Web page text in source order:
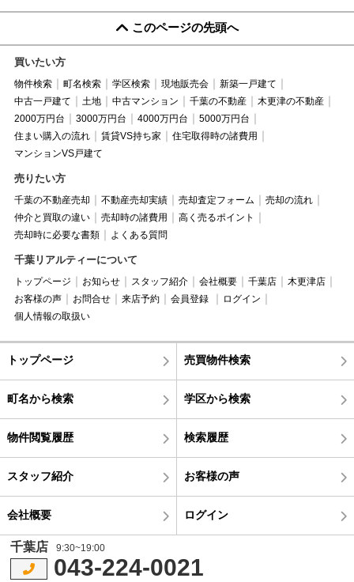
このページの先頭へ
買いたい方
物件検索 町名検索 学区検索 現地販売会
新築一戸建て
中古一戸建て
土地 中古マンション 千葉の不動産
木更津の不動産
2000万円台
3000万円台 4000万円台
5000万円台
住まい購入の流れ
賃貸VS持ち家
住宅取得時の諸費用
マンションVS戸建て
売りたい方
千葉の不動産売却 不動産売却実績 売却査定フォーム
売却の流れ
仲介と買取の違い
売却時の諸費用
高く売るポイント
売却時に必要な書類
よくある質問
千葉リアルティーについて
トップページ お知らせ スタッフ紹介 会社概要 千葉店
木更津店
お客様の声
お問合せ 来店予約 会員登録
ログイン
個人情報の取扱い
トップページ 売買物件検索
町名から検索 学区から検索
物件閲覧履歴 検索履歴
スタッフ紹介 お客様の声
会社概要 ログイン
千葉店 9:30~19:00
043-224-0021